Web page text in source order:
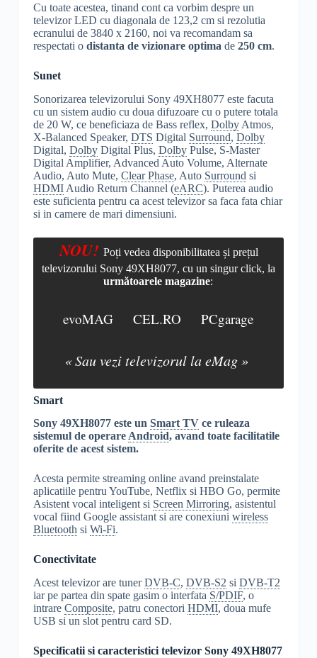
Cu toate acestea, tinand cont ca vorbim despre un
televizor LED cu diagonala de 123,2 cm si rezolutia
ecranului de 3840 x 2160, noi va recomandam sa
respectati o distanta de vizionare optima de 250 cm.
Sunet
Sonorizarea televizorului Sony 49XH8077 este facuta
cu un sistem audio cu doua difuzoare cu o putere totala
de 20 W, ce beneficiaza de Bass reflex, DolbyAtmos,
X-Balanced Speaker, DTS Digital Surround, Dolby
Digital, DolbyDigital Plus, DolbyPulse, S-Master
Digital Amplifier, Advanced Auto Volume, Alternate
Audio, Auto Mute, Clear Phase, Auto Surround si
HDMIAudio Return Channel (eARC). Puterea audio
este suficienta pentru ca acest televizor sa faca fata chiar
si in camere de mari dimensiuni.
NOU! Poți vedea disponibilitatea și prețul
televizorului Sony 49XH8077, cu un singur click, la
următoarele magazine:
evoMAG CEL.RO PCgarage
« Sau vezi televizorul la eMag »
Smart
Sony 49XH8077 este un Smart TVce ruleaza
sistemul de operareAndroid, avand toate facilitatile
oferite de acest sistem.
Acesta permite streaming online avand preinstalate
aplicatiile pentru YouTube, Netflix si HBO Go, permite
Asistent vocal inteligent si Screen Mirroring, asistentul
vocal fiind Google assistant si are conexiuni wireless
Bluetoothsi Wi-Fi.
Conectivitate
Acest televizor are tunerDVB-C, DVB-S2 si DVB-T2
iar pe partea din spate gasim o interfata S/PDIF, o
intrare Composite, patru conectori HDMI, doua mufe
USB si un slot pentru card SD.
Specificatii si caracteristici televizor Sony 49XH8077